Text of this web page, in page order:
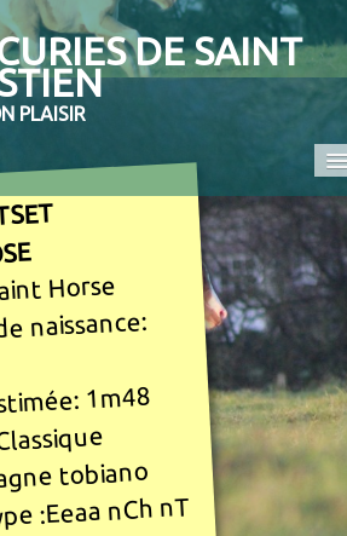
DE SAINT
PLAISIR
Horse
naissance:
1m48
tobiano
:Eeaa nCh nT